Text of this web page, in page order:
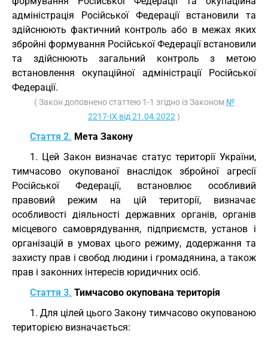
адміністрація Російської Федерації встановили та
здійснюють фактичний контроль або в межах яких
збройні формування Російської Федерації встановили
та здійснюють загальний контроль з метою
встановлення окупаційної адміністрації Російської
Федерації.
( Закон доповнено статтею 1-1 згідно із Законом №
2217-IX від 21.04.2022 )
Стаття 2. Мета Закону
1. Цей Закон визначає статус території України,
тимчасово окупованої внаслідок збройної агресії
Російської Федерації, встановлює особливий
правовий режим на цій території, визначає
особливості діяльності державних органів, органів
місцевого самоврядування, підприємств, установ і
організацій в умовах цього режиму, додержання та
захисту прав і свобод людини і громадянина, а також
прав і законних інтересів юридичних осіб.
Стаття 3. Тимчасово окупована територія
1. Для цілей цього Закону тимчасово окупованою
територією визначається: